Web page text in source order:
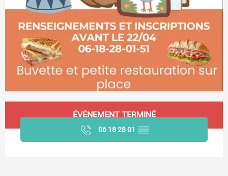
Ouverture et coordonnées
ÉVÉNEMENT TERMINÉ
06 18 28 01 ▒▒